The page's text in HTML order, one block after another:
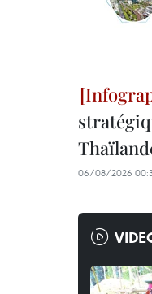
06/08/2026